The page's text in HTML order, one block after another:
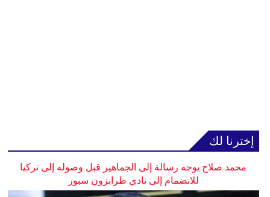
إخترنا لك
محمد صلاح يوجه رسالة إلى الجماهير قبل وصوله إلى تركيا
للانضمام إلى نادي طرابزون سبور